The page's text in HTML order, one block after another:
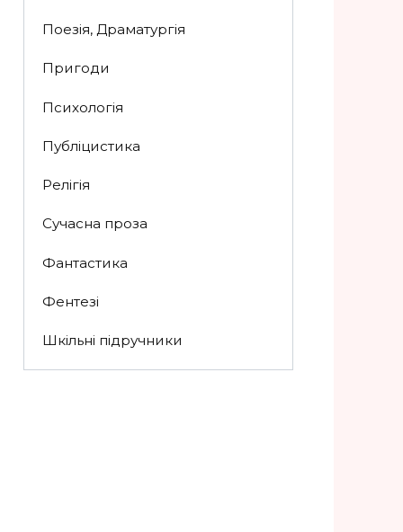
Поезія, Драматургія
Пригоди
Психологія
Публіцистика
Релігія
Сучасна проза
Фантастика
Фентезі
Шкільні підручники